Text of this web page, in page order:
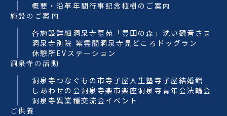
概要・沿革 年間行事記念植樹のご案内
施設のご案内
各施設詳細 洞泉寺墓苑「豊田の森」 洗い観音さま
洞泉寺別院 紫雲閣洞泉寺見どころ ドッグラン
休憩所EVステーション
洞泉寺の活動
洞泉寺つなぐもの市寺子屋人生塾寺子屋結婚館
しあわせの会洞泉寺楽市楽座洞泉寺青年会法輪会
洞泉寺異業種交流会イベント
ご供養